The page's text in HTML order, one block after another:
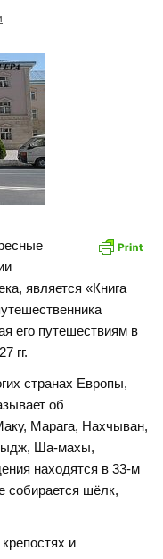
является «Книга
его путешествиям в
гг.
странах Европы,
об
Марага, Нахчыван,
Ша-махы,
находятся в 33-м
собирается шёлк,
и